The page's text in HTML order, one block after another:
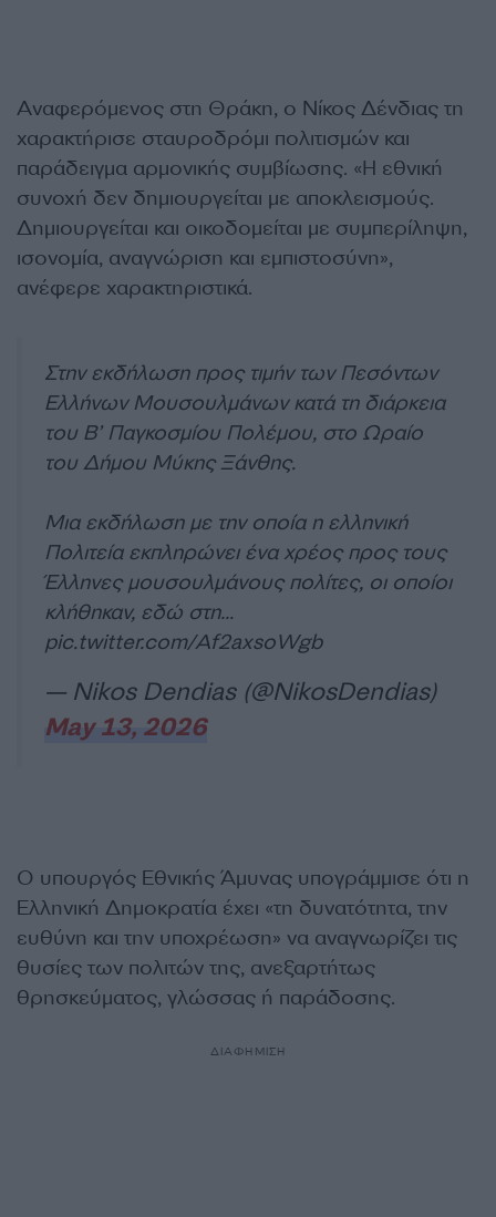
Αναφερόμενος στη Θράκη, ο Νίκος Δένδιας τη
χαρακτήρισε σταυροδρόμι πολιτισμών και
παράδειγμα αρμονικής συμβίωσης. «Η εθνική
συνοχή δεν δημιουργείται με αποκλεισμούς.
Δημιουργείται και οικοδομείται με συμπερίληψη,
ισονομία, αναγνώριση και εμπιστοσύνη»,
ανέφερε χαρακτηριστικά.
Στην εκδήλωση προς τιμήν των Πεσόντων
Ελλήνων Μουσουλμάνων κατά τη διάρκεια
του Β’ Παγκοσμίου Πολέμου, στο Ωραίο
του Δήμου Μύκης Ξάνθης.
Μια εκδήλωση με την οποία η ελληνική
Πολιτεία εκπληρώνει ένα χρέος προς τους
Έλληνες μουσουλμάνους πολίτες, οι οποίοι
κλήθηκαν, εδώ στη…
pic.twitter.com/Af2axsoWgb
— Nikos Dendias (@NikosDendias)
May 13, 2026
Ο υπουργός Εθνικής Άμυνας υπογράμμισε ότι η
Ελληνική Δημοκρατία έχει «τη δυνατότητα, την
ευθύνη και την υποχρέωση» να αναγνωρίζει τις
θυσίες των πολιτών της, ανεξαρτήτως
θρησκεύματος, γλώσσας ή παράδοσης.
ΔΙΑΦΗΜΙΣΗ